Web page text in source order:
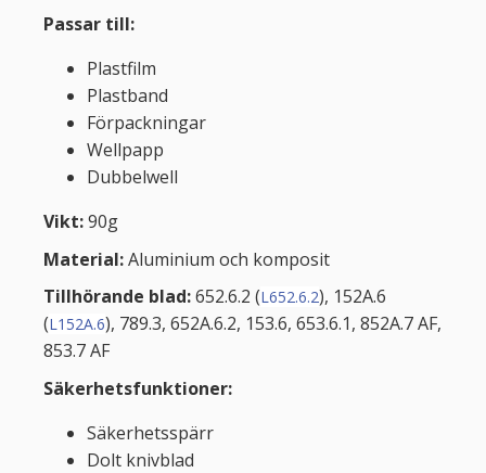
Passar till:
Plastfilm
Plastband
Förpackningar
Wellpapp
Dubbelwell
Vikt:90g
Material:Aluminium och komposit
Tillhörande blad:652.6.2 (L652.6.2), 152A.6
(L152A.6), 789.3, 652A.6.2, 153.6, 653.6.1, 852A.7 AF,
853.7 AF
Säkerhetsfunktioner:
Säkerhetsspärr
Dolt knivblad